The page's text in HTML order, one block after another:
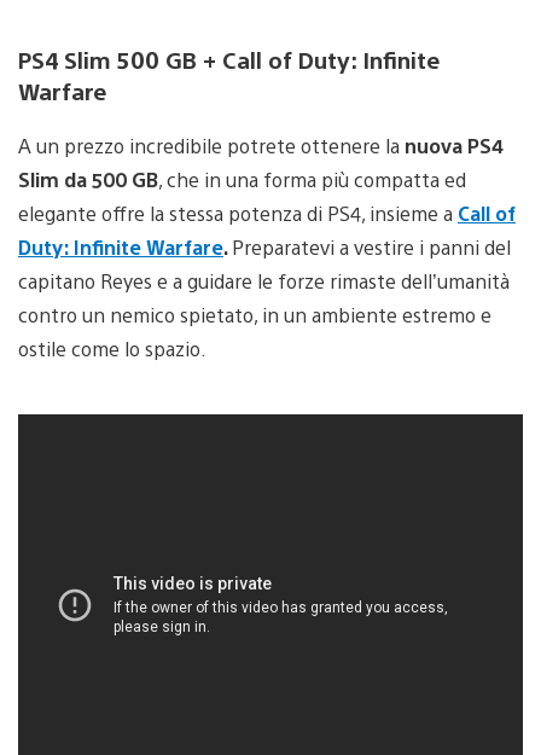
PS4 Slim 500 GB + Call of Duty: Infinite
Warfare
A un prezzo incredibile potrete ottenere la nuova PS4
Slim da 500 GB, che in una forma più compatta ed
elegante offre la stessa potenza di PS4, insieme a Call of
Duty: Infinite Warfare.Preparatevi a vestire i panni del
capitano Reyes e a guidare le forze rimaste dell’umanità
contro un nemico spietato, in un ambiente estremo e
ostile come lo spazio.